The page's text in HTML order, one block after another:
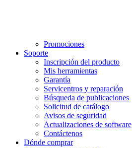
Promociones
Soporte
Inscripción del producto
Mis herramientas
Garantía
Servicentros y reparación
Búsqueda de publicaciones
Solicitud de catálogo
Avisos de seguridad
Actualizaciones de software
Contáctenos
Dónde comprar